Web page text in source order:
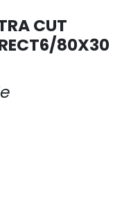
CUT
80X30